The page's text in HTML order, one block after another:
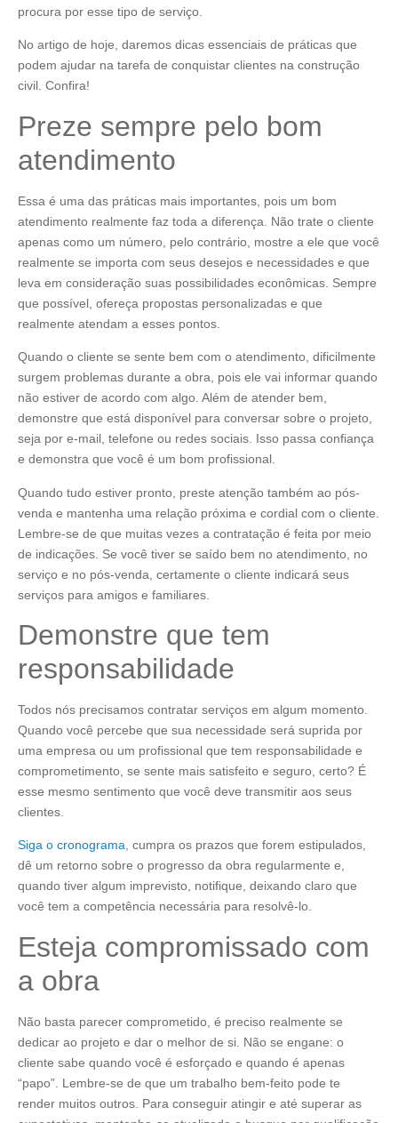
procura por esse tipo de serviço.
No artigo de hoje, daremos dicas essenciais de práticas que
podem ajudar na tarefa de conquistar clientes na construção
civil. Confira!
Preze sempre pelo bom
atendimento
Essa é uma das práticas mais importantes, pois um bom
atendimento realmente faz toda a diferença. Não trate o cliente
apenas como um número, pelo contrário, mostre a ele que você
realmente se importa com seus desejos e necessidades e que
leva em consideração suas possibilidades econômicas. Sempre
que possível, ofereça propostas personalizadas e que
realmente atendam a esses pontos.
Quando o cliente se sente bem com o atendimento, dificilmente
surgem problemas durante a obra, pois ele vai informar quando
não estiver de acordo com algo. Além de atender bem,
demonstre que está disponível para conversar sobre o projeto,
seja por e-mail, telefone ou redes sociais. Isso passa confiança
e demonstra que você é um bom profissional.
Quando tudo estiver pronto, preste atenção também ao pós-
venda e mantenha uma relação próxima e cordial com o cliente.
Lembre-se de que muitas vezes a contratação é feita por meio
de indicações. Se você tiver se saído bem no atendimento, no
serviço e no pós-venda, certamente o cliente indicará seus
serviços para amigos e familiares.
Demonstre que tem
responsabilidade
Todos nós precisamos contratar serviços em algum momento.
Quando você percebe que sua necessidade será suprida por
uma empresa ou um profissional que tem responsabilidade e
comprometimento, se sente mais satisfeito e seguro, certo? É
esse mesmo sentimento que você deve transmitir aos seus
clientes.
Siga o cronograma, cumpra os prazos que forem estipulados,
dê um retorno sobre o progresso da obra regularmente e,
quando tiver algum imprevisto, notifique, deixando claro que
você tem a competência necessária para resolvê-lo.
Esteja compromissado com
a obra
Não basta parecer comprometido, é preciso realmente se
dedicar ao projeto e dar o melhor de si. Não se engane: o
cliente sabe quando você é esforçado e quando é apenas
“papo”. Lembre-se de que um trabalho bem-feito pode te
render muitos outros. Para conseguir atingir e até superar as